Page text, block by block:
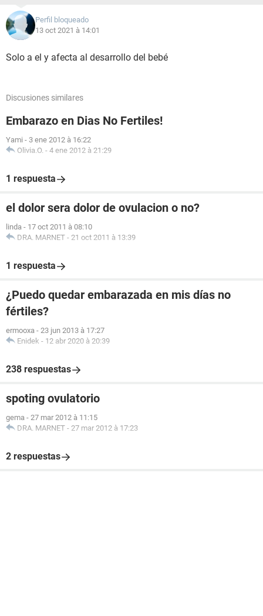
Perfil bloqueado
13 oct 2021 à 14:01
Solo a el y afecta al desarrollo del bebé
Discusiones similares
Embarazo en Dias No Fertiles!
Yami - 3 ene 2012 à 16:22
Olivia.O. - 4 ene 2012 à 21:29
1 respuesta
el dolor sera dolor de ovulacion o no?
linda - 17 oct 2011 à 08:10
DRA. MARNET - 21 oct 2011 à 13:39
1 respuesta
¿Puedo quedar embarazada en mis días no
fértiles?
ermooxa - 23 jun 2013 à 17:27
Enidek - 12 abr 2020 à 20:39
238 respuestas
spoting ovulatorio
gema - 27 mar 2012 à 11:15
DRA. MARNET - 27 mar 2012 à 17:23
2 respuestas